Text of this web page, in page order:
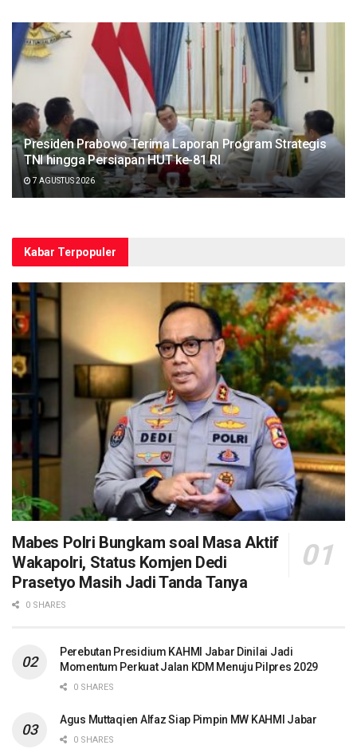
Presiden Prabowo Terima Laporan Program Strategis
TNI hingga Persiapan HUT ke-81 RI
7 AGUSTUS 2026
Kabar Terpopuler
Mabes Polri Bungkam soal Masa Aktif
Wakapolri, Status Komjen Dedi
Prasetyo Masih Jadi Tanda Tanya
0 SHARES
Perebutan Presidium KAHMI Jabar Dinilai Jadi
Momentum Perkuat Jalan KDM Menuju Pilpres 2029
0 SHARES
Agus Muttaqien Alfaz Siap Pimpin MW KAHMI Jabar
0 SHARES